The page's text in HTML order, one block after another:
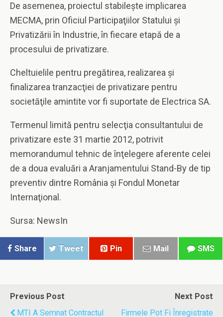
De asemenea, proiectul stabileşte implicarea
MECMA, prin Oficiul Participaţiilor Statului şi
Privatizării în Industrie, în fiecare etapă de a
procesului de privatizare.
Cheltuielile pentru pregătirea, realizarea şi
finalizarea tranzacţiei de privatizare pentru
societăţile amintite vor fi suportate de Electrica SA.
Termenul limită pentru selecţia consultantului de
privatizare este 31 martie 2012, potrivit
memorandumul tehnic de înţelegere aferente celei
de a doua evaluări a Aranjamentului Stand-By de tip
preventiv dintre România şi Fondul Monetar
Internaţional.
Sursa: NewsIn
Share Tweet Pin Mail SMS
Previous Post
MTI A Semnat Contractul
Next Post
Firmele Pot Fi Înregistrate